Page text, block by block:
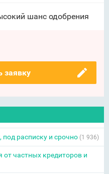
шанс одобрения
заявку
под расписку и срочно (1 936)
от частных кредиторов и